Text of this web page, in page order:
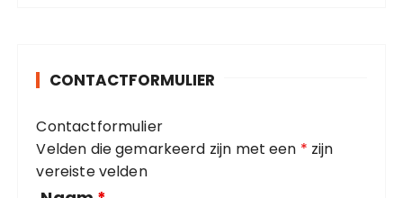
r
e
ë
n
CONTACTFORMULIER
Contactformulier
Velden die gemarkeerd zijn met een * zijn
vereiste velden